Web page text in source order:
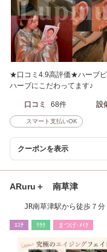
★口コミ4.9高評価★ハーブピ
ハーブにこだわってます♪
口コミ 68件 設
スマート支払いOK
クーポンを表示
ARuru＋ 南草津
JR南草津駅から徒歩７分
ｴｽﾃ ﾘﾗｸ まつげ･ﾒｲｸ